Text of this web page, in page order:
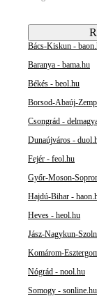
Bács-Kiskun -
Baranya - bama.hu
Békés - beol.hu
Borsod-Abaúj-
Csongrád -
Dunaújváros -
Fejér - feol.hu
Győr-Moson-
Hajdú-Bihar -
Heves - heol.hu
Jász-Nagykun-
Komárom-
Nógrád - nool.hu
Somogy - sonline.hu